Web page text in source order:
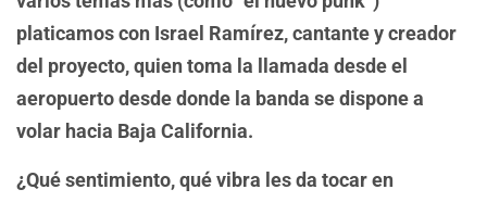
platicamos con Israel Ramírez, cantante y creador
del proyecto, quien toma la llamada desde el
aeropuerto desde donde la banda se dispone a
volar hacia Baja California.
¿Qué sentimiento, qué vibra les da tocar en